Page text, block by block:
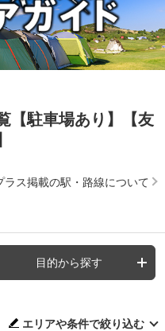
【駐車場あり】【友
ラス掲載の駅・路線について
目的から探す
エリアや条件で絞り込む